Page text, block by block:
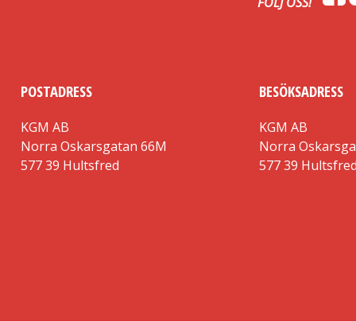
POSTADRESS
KGM AB
Norra Oskarsgatan 66M
577 39 Hultsfred
BESÖKSADRESS
KGM AB
Norra
577 39